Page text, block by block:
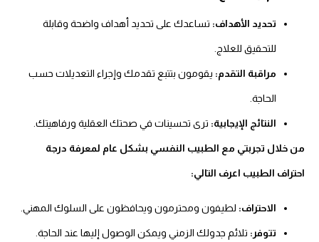
تحديد الأهداف: تساعدك على تحديد أهداف واضحة وقابلة
للتحقيق للعلاج.
مراقبة التقدم: يقومون بتتبع تقدمك وإجراء التعديلات حسب
الحاجة.
النتائج الإيجابية: ترى تحسينات في صحتك العقلية ورفاهيتك.
من خلال تجربتي مع الطبيب النفسي بشكل عام لمعرفة درجة
احتراف الطبيب اعرف التالي:
الاحتراف: لطيفون ومحترمون ويحافظون على السلوك المهني.
تتوفر: تلائم جدولك الزمني ويمكن الوصول إليها عند الحاجة.